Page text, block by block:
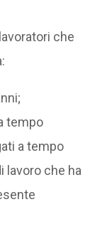
che
tempo
a tempo
lavoro che ha